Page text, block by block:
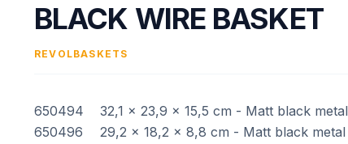
BLACK WIRE BASKET
REVOLBASKETS
650494
650496
32,1 x 23,9 x 15,5 cm - Matt black metal
29,2 x 18,2 x 8,8 cm - Matt black metal